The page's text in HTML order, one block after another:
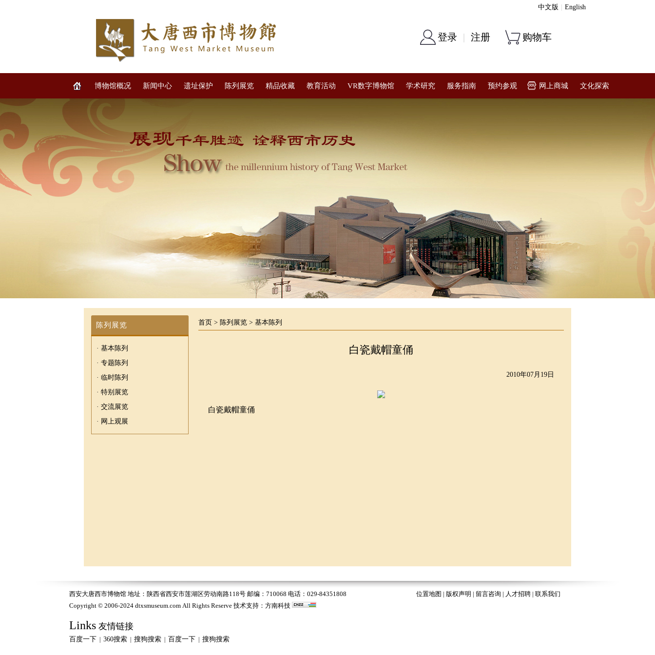
中文版 English
登录 | 注册 购物车
博物馆概况 新闻中心 遗址保护 陈列展览 精品收藏 教育活动 VR数字博物馆 学术研究 服务指南 预约参观 网上商城 文化探索
陈列展览
· 基本陈列
· 专题陈列
· 临时陈列
· 特别展览
· 交流展览
· 网上观展
首页 > 陈列展览 > 基本陈列
白瓷戴帽童俑
2010年07月19日
白瓷戴帽童俑
西安大唐西市博物馆 地址：陕西省西安市莲湖区劳动南路118号 邮编：710068 电话：029-84351808
Copyright © 2006-2024 dtxsmuseum.com All Rights Reserve 技术支持： 方南科技
位置地图 | 版权声明 | 留言咨询 | 人才招聘 | 联系我们
Links 友情链接
百度一下 360搜索 搜狗搜索 百度一下 搜狗搜索